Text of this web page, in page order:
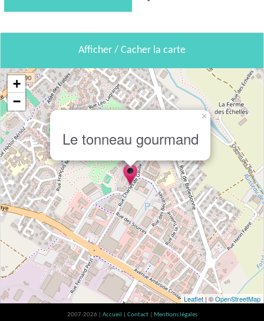
Afficher / Cacher la carte
Le tonneau gourmand
×
+
−
Leaflet| ©OpenStreetMap
2007-2026 | Accueil Contact Mentions légales